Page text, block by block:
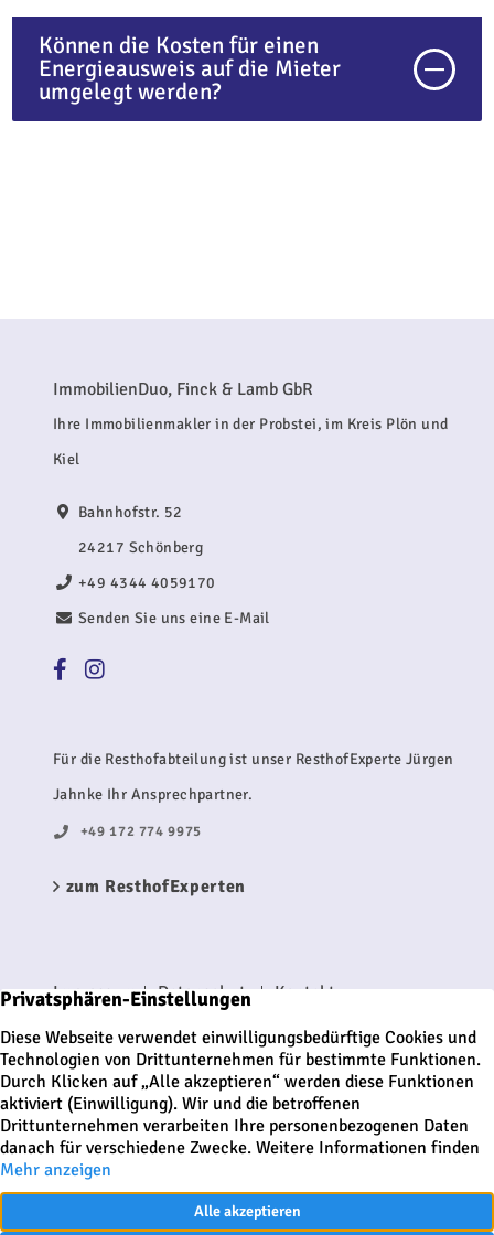
Können die Kosten für einen
Energieausweis auf die Mieter
umgelegt werden?
ImmobilienDuo, Finck & Lamb GbR
Ihre Immobilienmakler in der Probstei, im Kreis Plön und
Kiel
Bahnhofstr. 52
24217 Schönberg
+49 4344 4059170
Senden Sie uns eine E-Mail
Für die Resthofabteilung ist unser ResthofExperte Jürgen
Jahnke Ihr Ansprechpartner.
+49 172 774 9975
zum ResthofExperten
Impressum Datenschutz Kontakt